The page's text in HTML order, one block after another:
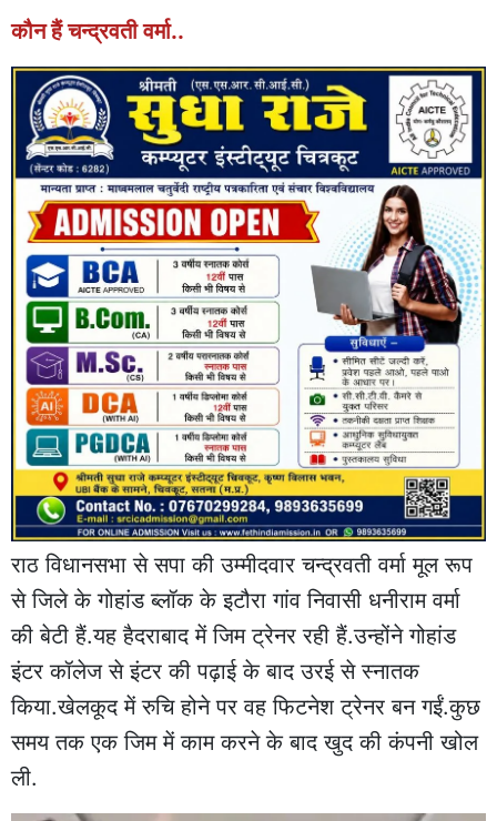
कौन हैं चन्द्रवती वर्मा..
राठ विधानसभा से सपा की उम्मीदवार चन्द्रवती वर्मा मूल रूप
से जिले के गोहांड ब्लॉक के इटौरा गांव निवासी धनीराम वर्मा
की बेटी हैं.यह हैदराबाद में जिम ट्रेनर रही हैं.उन्‍होंने गोहांड
इंटर कॉलेज से इंटर की पढ़ाई के बाद उरई से स्नातक
किया.खेलकूद में रुचि होने पर वह फिटनेश ट्रेनर बन गईं.कुछ
समय तक एक जिम में काम करने के बाद खुद की कंपनी खोल
ली.